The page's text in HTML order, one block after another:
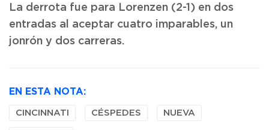
La derrota fue para Lorenzen (2-1) en dos
entradas al aceptar cuatro imparables, un
jonrón y dos carreras.
EN ESTA NOTA:
CINCINNATI CÉSPEDES NUEVA